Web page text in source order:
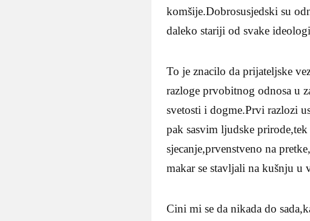
komšije.Dobrosusjedski su
daleko stariji od svake
To je znacilo da prijateljske
razloge prvobitnog odnosa u
svetosti i dogme.Prvi razlozi
pak sasvim ljudske
sjecanje,prvenstveno na
makar se stavljali na kušnju u
Cini mi se da nikada do